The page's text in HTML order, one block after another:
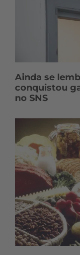
Ainda se
conquistou
no SNS